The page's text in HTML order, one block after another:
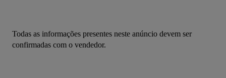
Todas as informações presentes neste anúncio devem ser
confirmadas com o vendedor.